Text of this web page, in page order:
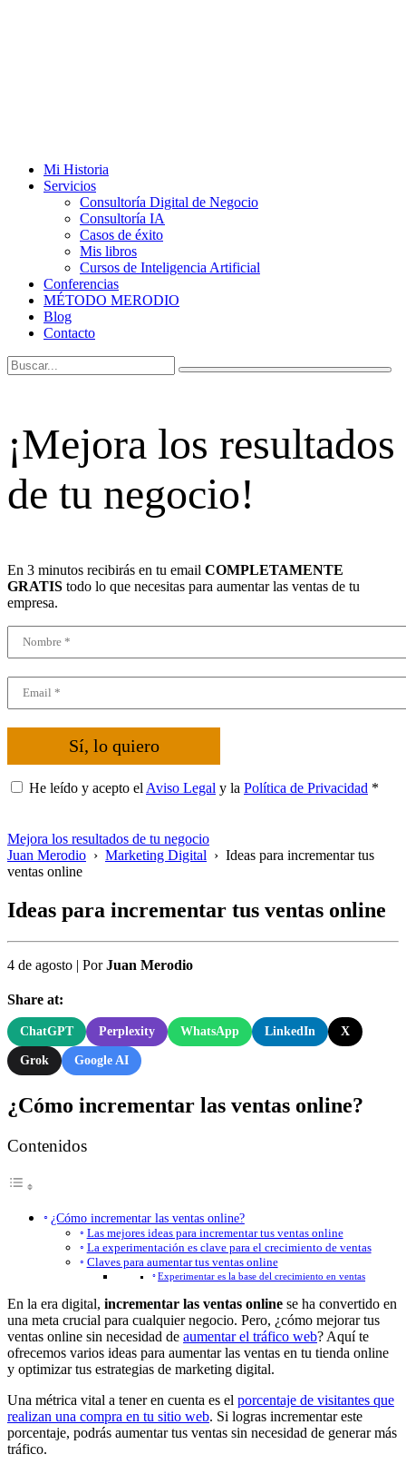
Mi Historia
Servicios
Consultoría Digital de Negocio
Consultoría IA
Casos de éxito
Mis libros
Cursos de Inteligencia Artificial
Conferencias
MÉTODO MERODIO
Blog
Contacto
¡Mejora los resultados
de tu negocio!
En 3 minutos recibirás en tu email COMPLETAMENTE
GRATIS todo lo que necesitas para aumentar las ventas de tu
empresa.
Sí, lo quiero
He leído y acepto el Aviso Legal y la Política de Privacidad *
Mejora los resultados de tu negocio
Juan Merodio › Marketing Digital › Ideas para incrementar tus
ventas online
Ideas para incrementar tus ventas online
4 de agosto | PorJuan Merodio
Share at:
ChatGPT Perplexity WhatsApp LinkedIn X
Grok Google AI
¿Cómo incrementar las ventas online?
Contenidos
¿Cómo incrementar las ventas online?
Las mejores ideas para incrementar tus ventas online
La experimentación es clave para el crecimiento de ventas
Claves para aumentar tus ventas online
Experimentar es la base del crecimiento en ventas
En la era digital, incrementar las ventas online se ha convertido en
una meta crucial para cualquier negocio. Pero, ¿cómo mejorar tus
ventas online sin necesidad de aumentar el tráfico web? Aquí te
ofrecemos varios ideas para aumentar las ventas en tu tienda online
y optimizar tus estrategias de marketing digital.
Una métrica vital a tener en cuenta es el porcentaje de visitantes que
realizan una compra en tu sitio web. Si logras incrementar este
porcentaje, podrás aumentar tus ventas sin necesidad de generar más
tráfico.